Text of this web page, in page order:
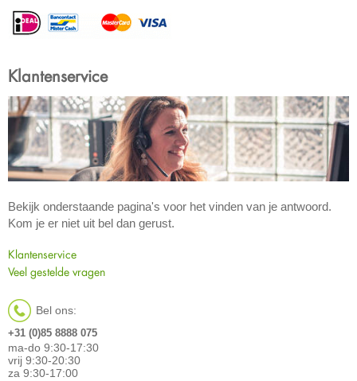
Klantenservice
Bekijk onderstaande pagina's voor het vinden van je antwoord.
Kom je er niet uit bel dan gerust.
Klantenservice
Veel gestelde vragen
Bel ons:
+31 (0)85 8888 075
ma-do 9:30-17:30
vrij 9:30-20:30
za 9:30-17:00